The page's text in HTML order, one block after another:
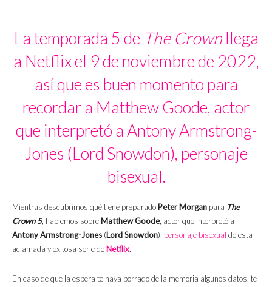
La temporada 5 de The Crownllega
a Netflix el 9 de noviembre de 2022,
así que es buen momento para
recordar a Matthew Goode, actor
que interpretó a Antony Armstrong-
Jones (Lord Snowdon), personaje
bisexual.
Mientras descubrimos qué tiene preparado Peter Morgan para The
Crown 5, hablemos sobre Matthew Goode, actor que interpretó a
Antony Armstrong-Jones (Lord Snowdon), personaje bisexual de esta
aclamada y exitosa serie de Netflix.
En caso de que la espera te haya borrado de la memoria algunos datos, te